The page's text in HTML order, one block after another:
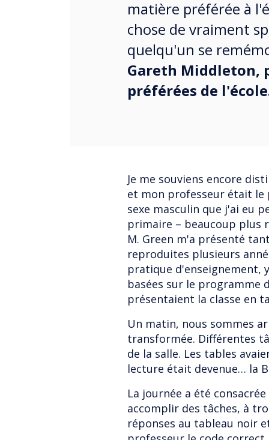
matière préférée à
chose de vraiment
quelqu'un se
Gareth Middleton,
préférées de
Je me souviens encore
et mon professeur était le
sexe masculin que j'ai eu
primaire – beaucoup plus
M. Green m'a présenté
reproduites plusieurs
pratique d'enseignement,
basées sur le programme
présentaient la classe en
Un matin, nous sommes
transformée. Différentes
de la salle. Les tables
lecture était devenue… la
La journée a été
accomplir des tâches, à
réponses au tableau noir